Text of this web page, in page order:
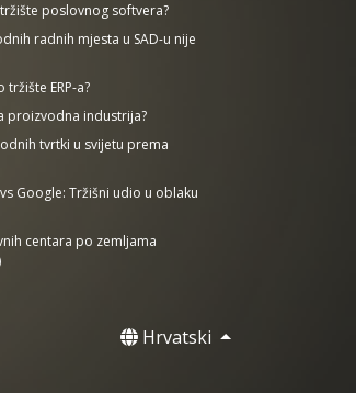
poslovnog softvera?
radnih mjesta u SAD-u nije
tržište ERP-a?
proizvodna industrija?
tvrtki u svijetu prema
Google: Tržišni udio u oblaku
centara po zemljama
Hrvatski